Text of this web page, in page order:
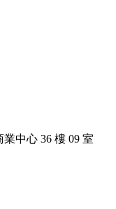
中心 36 樓 09 室